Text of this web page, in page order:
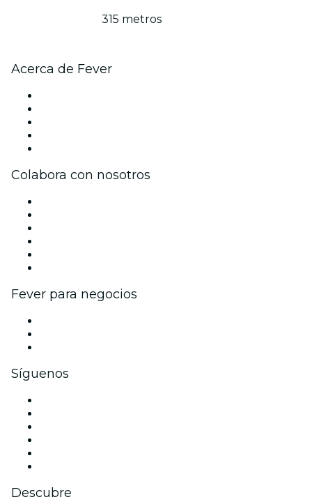
315 metros
Acerca de Fever
Colabora con nosotros
Fever para negocios
Síguenos
Descubre